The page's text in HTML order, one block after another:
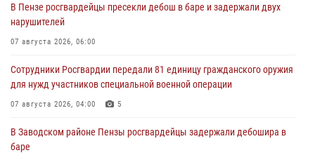
В Пензе росгвардейцы пресекли дебош в баре и задержали двух
нарушителей
07 августа 2026, 06:00
Сотрудники Росгвардии передали 81 единицу гражданского оружия
для нужд участников специальной военной операции
07 августа 2026, 04:00 5
В Заводском районе Пензы росгвардейцы задержали дебошира в
баре